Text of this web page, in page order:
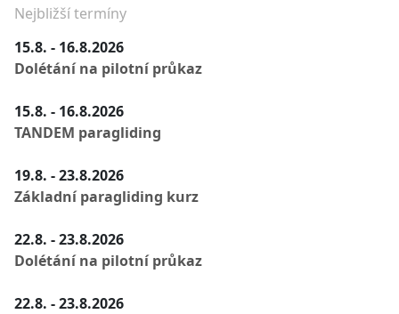
Nejbližší termíny
15.8. - 16.8.2026
Dolétání na pilotní průkaz
15.8. - 16.8.2026
TANDEM paragliding
19.8. - 23.8.2026
Základní paragliding kurz
22.8. - 23.8.2026
Dolétání na pilotní průkaz
22.8. - 23.8.2026